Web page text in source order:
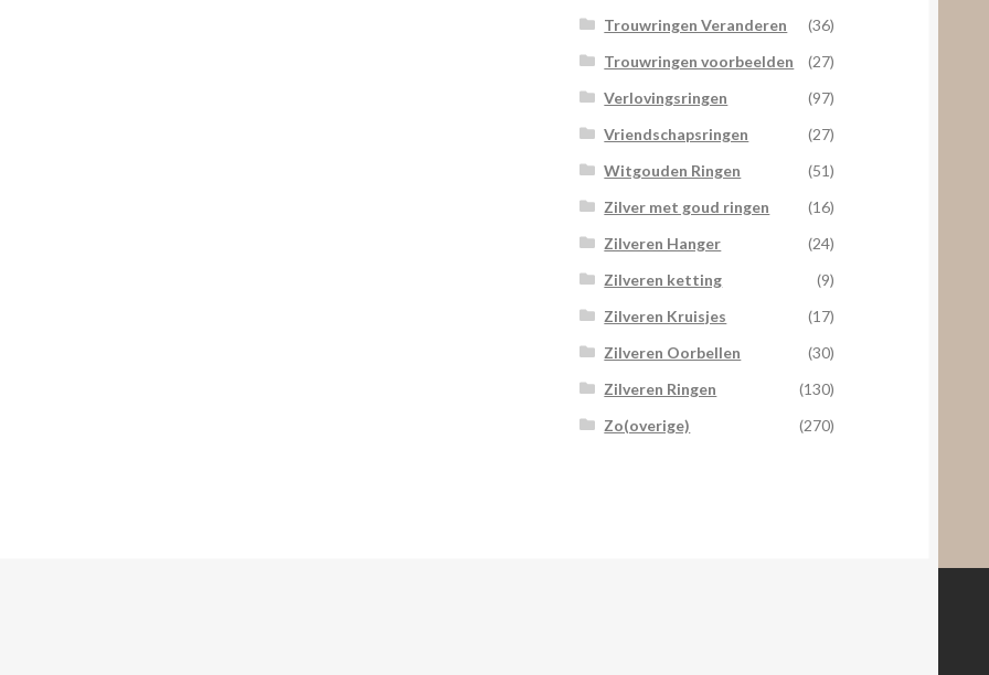
Trouwringen Veranderen
(36)
Trouwringen voorbeelden
(27)
Verlovingsringen
(97)
Vriendschapsringen
(27)
Witgouden Ringen
(51)
Zilver met goud ringen
(16)
Zilveren Hanger
(24)
Zilveren ketting
(9)
Zilveren Kruisjes
(17)
Zilveren Oorbellen
(30)
Zilveren Ringen
(130)
Zo(overige)
(270)